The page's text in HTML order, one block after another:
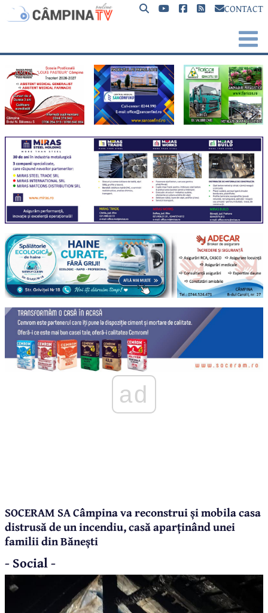
CONTACT
ad
SOCERAM SA Câmpina va reconstrui și mobila casa
distrusă de un incendiu, casă aparținând unei
familii din Bănești
- Social -